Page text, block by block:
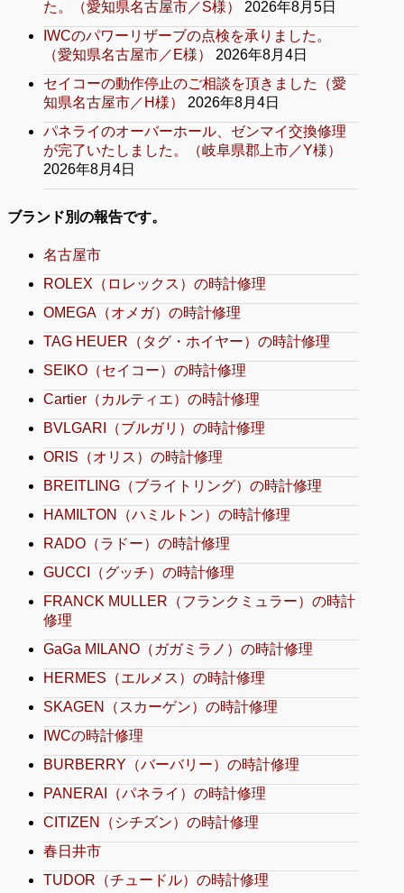
た。（愛知県名古屋市／S様）
2026年8月5日
IWCのパワーリザーブの点検を承りました。
（愛知県名古屋市／E様）
2026年8月4日
セイコーの動作停止のご相談を頂きました（愛
知県名古屋市／H様）
2026年8月4日
パネライのオーバーホール、ゼンマイ交換修理
が完了いたしました。（岐阜県郡上市／Y様）
2026年8月4日
ブランド別の報告です。
名古屋市
ROLEX（ロレックス）の時計修理
OMEGA（オメガ）の時計修理
TAG HEUER（タグ・ホイヤー）の時計修理
SEIKO（セイコー）の時計修理
Cartier（カルティエ）の時計修理
BVLGARI（ブルガリ）の時計修理
ORIS（オリス）の時計修理
BREITLING（ブライトリング）の時計修理
HAMILTON（ハミルトン）の時計修理
RADO（ラドー）の時計修理
GUCCI（グッチ）の時計修理
FRANCK MULLER（フランクミュラー）の時計
修理
GaGa MILANO（ガガミラノ）の時計修理
HERMES（エルメス）の時計修理
SKAGEN（スカーゲン）の時計修理
IWCの時計修理
BURBERRY（バーバリー）の時計修理
PANERAI（パネライ）の時計修理
CITIZEN（シチズン）の時計修理
春日井市
TUDOR（チュードル）の時計修理